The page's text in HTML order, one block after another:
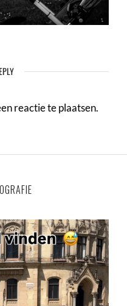
reactie te plaatsen.